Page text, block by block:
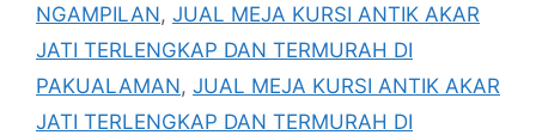
NGAMPILAN, JUAL MEJA KURSI ANTIK AKAR
JATI TERLENGKAP DAN TERMURAH DI
PAKUALAMAN, JUAL MEJA KURSI ANTIK AKAR
JATI TERLENGKAP DAN TERMURAH DI